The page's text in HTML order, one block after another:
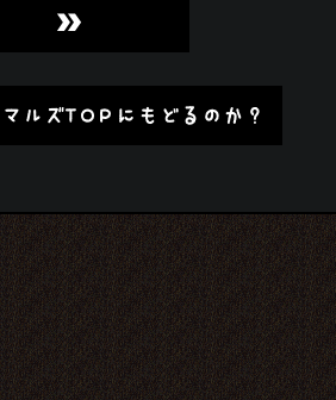
»
ルズTOPにもどるのか？